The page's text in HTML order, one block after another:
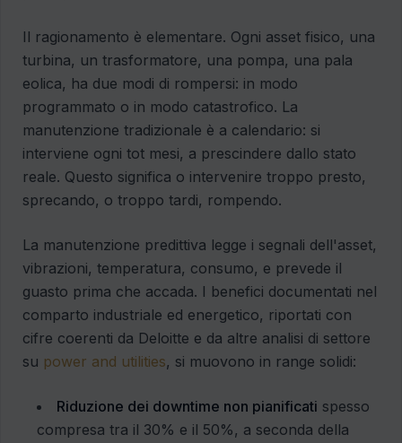
Il ragionamento è elementare. Ogni asset fisico, una
turbina, un trasformatore, una pompa, una pala
eolica, ha due modi di rompersi: in modo
programmato o in modo catastrofico. La
manutenzione tradizionale è a calendario: si
interviene ogni tot mesi, a prescindere dallo stato
reale. Questo significa o intervenire troppo presto,
sprecando, o troppo tardi, rompendo.
La manutenzione predittiva legge i segnali dell'asset,
vibrazioni, temperatura, consumo, e prevede il
guasto prima che accada. I benefici documentati nel
comparto industriale ed energetico, riportati con
cifre coerenti da Deloitte e da altre analisi di settore
su power and utilities, si muovono in range solidi:
Riduzione dei downtime non pianificati spesso
compresa tra il 30% e il 50%, a seconda della